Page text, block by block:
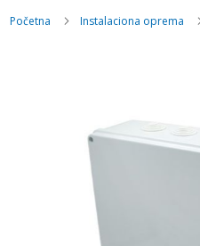
Početna Instalaciona oprema